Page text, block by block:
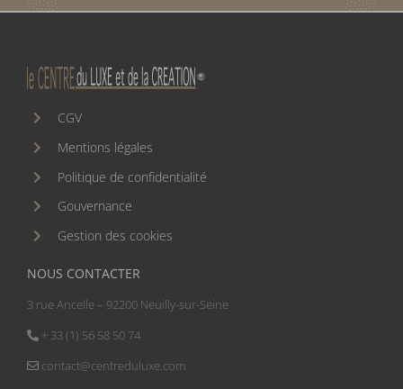
CGV
Mentions légales
Politique de confidentialité
Gouvernance
Gestion des cookies
NOUS CONTACTER
3 rue Ancelle – 92200 Neuilly-sur-Seine
+ 33 (1) 56 58 50 74
contact@centreduluxe.com